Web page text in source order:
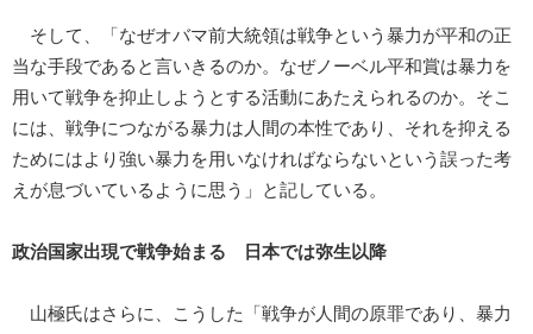
そして、「なぜオバマ前大統領は戦争という暴力が平和の正
当な手段であると言いきるのか。なぜノーベル平和賞は暴力を
用いて戦争を抑止しようとする活動にあたえられるのか。そこ
には、戦争につながる暴力は人間の本性であり、それを抑える
ためにはより強い暴力を用いなければならないという誤った考
えが息づいているように思う」と記している。
政治国家出現で戦争始まる 日本では弥生以降
山極氏はさらに、こうした「戦争が人間の原罪であり、暴力